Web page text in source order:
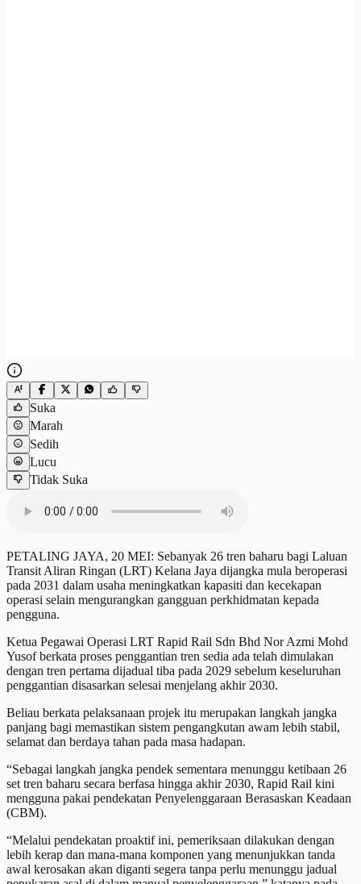
Suka
Marah
Sedih
Lucu
Tidak Suka
PETALING JAYA, 20 MEI: Sebanyak 26 tren baharu bagi Laluan
Transit Aliran Ringan (LRT) Kelana Jaya dijangka mula beroperasi
pada 2031 dalam usaha meningkatkan kapasiti dan kecekapan
operasi selain mengurangkan gangguan perkhidmatan kepada
pengguna.
Ketua Pegawai Operasi LRT Rapid Rail Sdn Bhd Nor Azmi Mohd
Yusof berkata proses penggantian tren sedia ada telah dimulakan
dengan tren pertama dijadual tiba pada 2029 sebelum keseluruhan
penggantian disasarkan selesai menjelang akhir 2030.
Beliau berkata pelaksanaan projek itu merupakan langkah jangka
panjang bagi memastikan sistem pengangkutan awam lebih stabil,
selamat dan berdaya tahan pada masa hadapan.
“Sebagai langkah jangka pendek sementara menunggu ketibaan 26
set tren baharu secara berfasa hingga akhir 2030, Rapid Rail kini
mengguna pakai pendekatan Penyelenggaraan Berasaskan Keadaan
(CBM).
“Melalui pendekatan proaktif ini, pemeriksaan dilakukan dengan
lebih kerap dan mana-mana komponen yang menunjukkan tanda
awal kerosakan akan diganti segera tanpa perlu menunggu jadual